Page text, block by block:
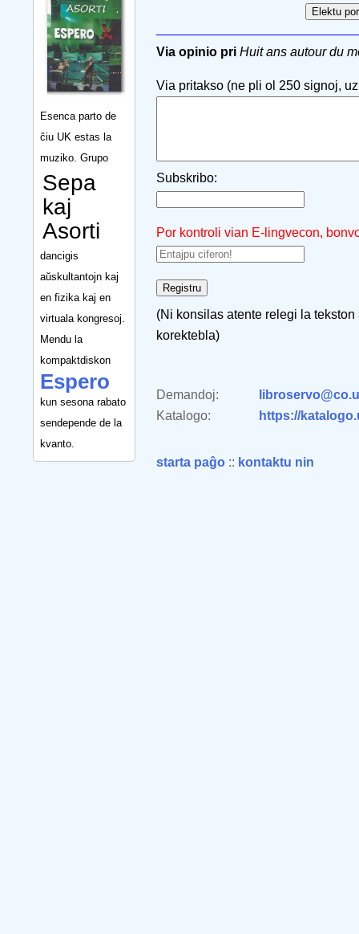
Esenca parto de
ĉiu UK estas la
muziko. Grupo
Sepa
kaj
Asorti
dancigis
aŭskultantojn kaj
en fizika kaj en
virtuala kongresoj.
Mendu la
kompaktdiskon
Espero
kun sesona rabato
sendepende de la
kvanto.
Via opinio pri Huit ans autour du
Via pritakso (ne pli ol 250 signoj,
Subskribo:
Por kontroli vian E-lingvecon,
(Ni konsilas atente relegi la
korektebla)
Demandoj:
Katalogo:
https://
starta paĝo :: kontaktu nin